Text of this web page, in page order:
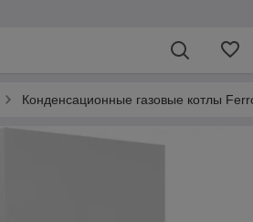
Конденсационные газовые котлы